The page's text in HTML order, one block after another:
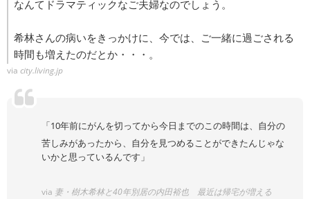
なんてドラマティックなご夫婦なのでしょう。
希林さんの病いをきっかけに、今では、ご一緒に過ごされる
時間も増えたのだとか・・・。
via city.living.jp
「10年前にがんを切ってから今日までのこの時間は、自分の
苦しみがあったから、自分を見つめることができたんじゃな
いかと思っているんです」
via 妻・樹木希林と40年別居の内田裕也 最近は帰宅が増える